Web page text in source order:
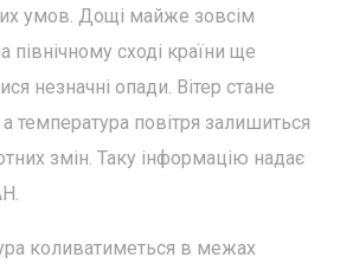
умов. Дощі майже зовсім
північному сході країни ще
незначні опади. Вітер стане
температура повітря залишиться
змін. Таку інформацію надає
коливатиметься в межах